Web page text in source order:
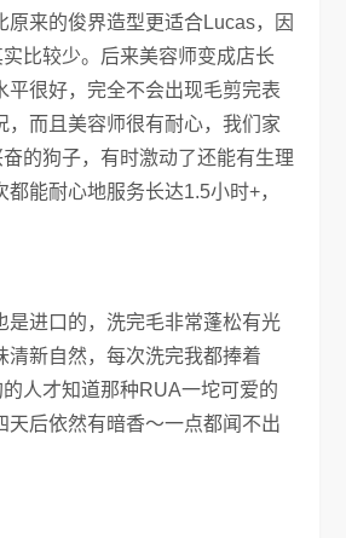
原来的俊界造型更适合Lucas，因
比较少。后来美容师变成店长
平很好，完全不会出现毛剪完表
，而且美容师很有耐心，我们家
的狗子，有时激动了还能有生理
都能耐心地服务长达1.5小时+，
是进口的，洗完毛非常蓬松有光
清新自然，每次洗完我都捧着
人才知道那种RUA一坨可爱的
天后依然有暗香～一点都闻不出